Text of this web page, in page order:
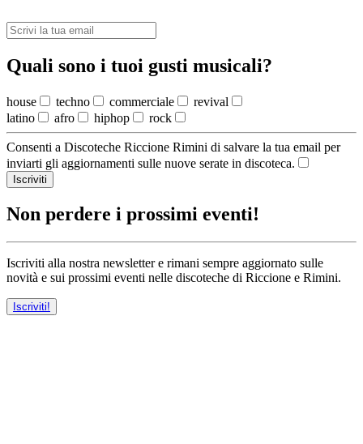
Quali sono i tuoi gusti musicali?
house techno commerciale
revival
latino
afro hiphop rock
Consenti a Discoteche Riccione Rimini di salvare la tua email per
inviarti gli aggiornamenti sulle nuove serate in discoteca.
Iscriviti
Non perdere i prossimi eventi!
Iscriviti alla nostra newsletter e rimani sempre aggiornato sulle
novità e sui prossimi eventi nelle discoteche di Riccione e Rimini.
Iscriviti!